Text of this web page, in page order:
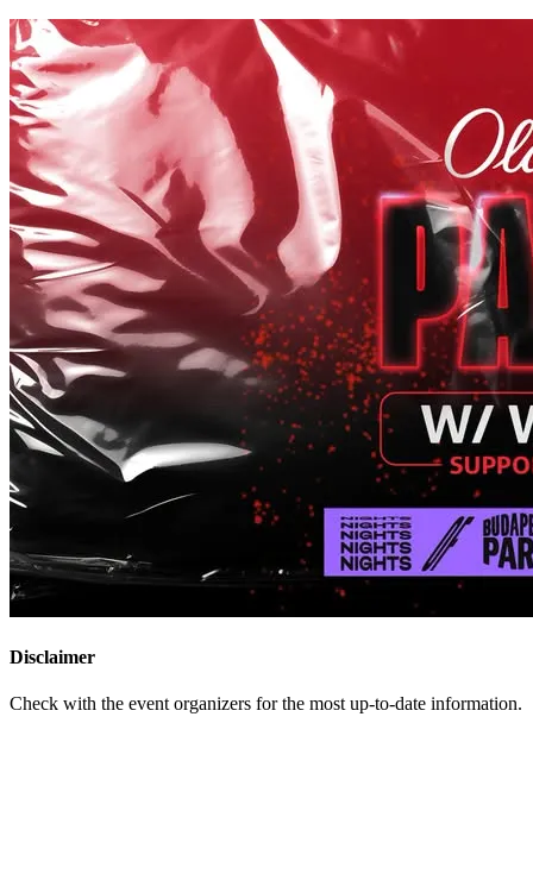
Disclaimer
Check with the event organizers for the most up-to-date information.